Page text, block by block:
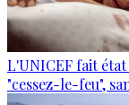
L'UNICEF fait état
"cessez-le-feu",